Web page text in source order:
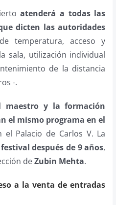
atenderá a todas las
dicten las autoridades
temperatura, acceso y
sala, utilización individual
de la distancia
-.
maestro y la formación
el mismo programa en el
el Palacio de Carlos V. La
después de 9 años,
deZubin Mehta.
a la venta de entradas